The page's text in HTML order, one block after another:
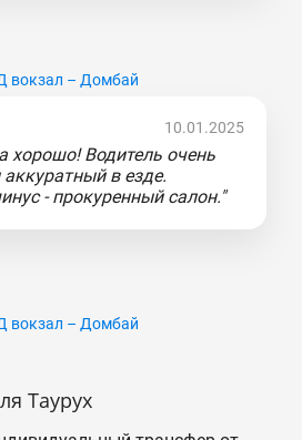
вокзал – Домбай
10.01.2025
хорошо! Водитель очень
в езде.
- прокуренный салон."
вокзал – Домбай
Таурух